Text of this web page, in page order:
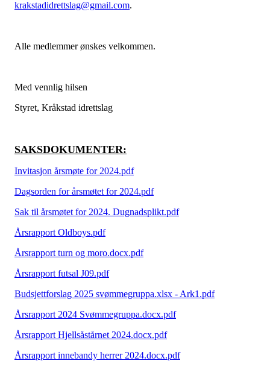
krakstadidrettslag@gmail.com.
Alle medlemmer ønskes velkommen.
Med vennlig hilsen
Styret, Kråkstad idrettslag
SAKSDOKUMENTER:
Invitasjon årsmøte for 2024.pdf
Dagsorden for årsmøtet for 2024.pdf
Sak til årsmøtet for 2024. Dugnadsplikt.pdf
Årsrapport Oldboys.pdf
Årsrapport turn og moro.docx.pdf
Årsrapport futsal J09.pdf
Budsjettforslag 2025 svømmegruppa.xlsx - Ark1.pdf
Årsrapport 2024 Svømmegruppa.docx.pdf
Årsrapport Hjellsåstårnet 2024.docx.pdf
Årsrapport innebandy herrer 2024.docx.pdf